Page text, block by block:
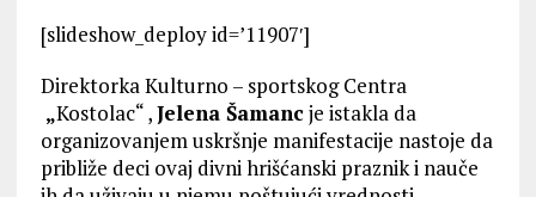
[slideshow_deploy id=’11907′]
Direktorka Kulturno – sportskog Centra
„Kostolac“ ,Jelena Šamancje istakla da
organizovanjem uskršnje manifestacije nastoje da
približe deci ovaj divni hrišćanski praznik i nauče